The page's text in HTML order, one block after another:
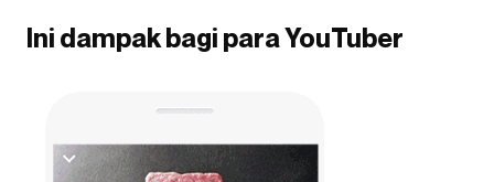
Ini dampak bagi para YouTuber